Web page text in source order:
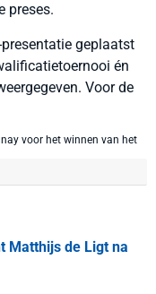
preses.
presentatie geplaatst
én
Voor de
Matthijs de Ligt na